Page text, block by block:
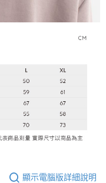
顯示電腦版詳細說明